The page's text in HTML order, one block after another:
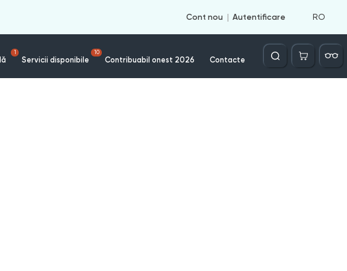
Cont nou Autentificare RO
1
Servicii disponibile
10
Contribuabil onest 2026 Contacte
Căutare